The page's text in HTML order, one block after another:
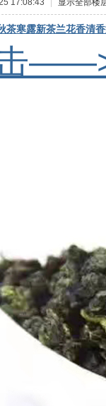
17:08:43 显示全部楼
茶寒露新茶兰花香清
击